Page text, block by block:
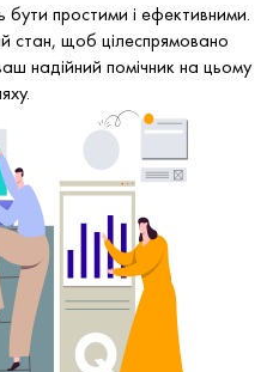
простими і ефективними.
стан, щоб цілеспрямовано
надійний помічник на цьому